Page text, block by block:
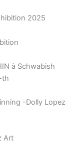
2025
à Schwabish
th
-Dolly Lopez
Art